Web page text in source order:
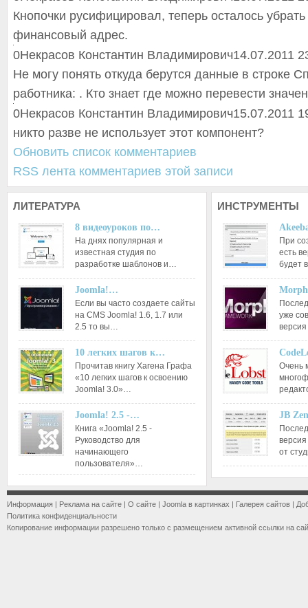
Кнопочки русифицировал, теперь осталось
финансовый адрес.
0Некрасов Константин Владимирович14.07.2011
Не могу понять откуда берутся данные в строке
работника: . Кто знает где можно перевести
0Некрасов Константин Владимирович15.07.2011
никто разве не использует этот компонент?
Обновить список комментариев
RSS лента комментариев этой записи
ЛИТЕРАТУРА
8 видеоуроков по…
На днях популярная и
известная студия по
разработке шаблонов и…
Joomla!…
Если вы часто создаете сайты
на CMS Joomla! 1.6, 1.7 или
2.5 то вы…
10 легких шагов к…
Прочитав книгу Хагена Графа
«10 легких шагов к освоению
Joomla! 3.0»…
Joomla! 2.5 -…
Книга «Joomla! 2.5 -
Руководство для
начинающего
пользователя»…
ИНСТРУМЕНТЫ
При
есть
будет
уже
Очень
JB
от
Информация | Реклама на сайте | О сайте | Joomla в картинках | Галерея сайтов |
Политика конфиденциальности
Копирование информации разрешено только с размещением активной ссылки на